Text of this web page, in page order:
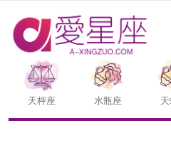
天枰座 水瓶座